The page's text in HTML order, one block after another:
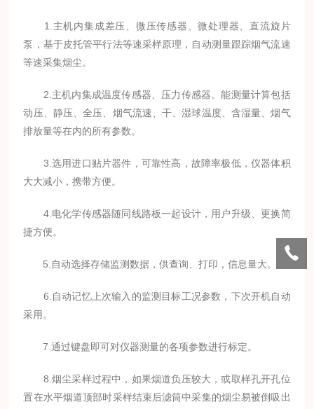
1.主机内集成差压、微压传感器、微处理器、直流旋片
泵，基于皮托管平行法等速采样原理，自动测量跟踪烟气流速
等速采集烟尘。
2.主机内集成温度传感器、压力传感器。能测量计算包括
动压、静压、全压、烟气流速、干、湿球温度、含湿量、烟气
排放量等在内的所有参数。
3.选用进口贴片器件，可靠性高，故障率极低，仪器体积
大大减小，携带方便。
4.电化学传感器随同线路板一起设计，用户升级、更换简
捷方便。
5.自动选择存储监测数据，供查询、打印，信息量大。
6.自动记忆上次输入的监测目标工况参数，下次开机自动
采用。
7.通过键盘即可对仪器测量的各项参数进行标定。
8.烟尘采样过程中，如果烟道负压较大，或取样孔开孔位
置在水平烟道顶部时采样结束后滤筒中采集的烟尘易被倒吸出